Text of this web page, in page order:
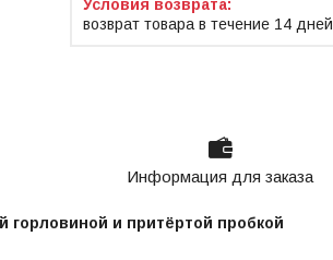
возврат товара в течение 14 дней
Информация для заказа
горловиной и притёртой пробкой